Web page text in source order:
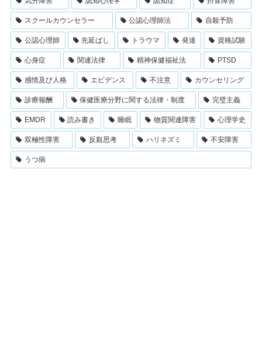
スクールカウンセラー 公認心理師法 自殺予防
公認心理師 先延ばし トラウマ 発達 資格試験
心身症 関連法律 精神保健福祉法 PTSD
感情及び人格 エビデンス 不注意 カウンセリング
診療報酬 保健医療分野に関する法律・制度 完璧主義
EMDR 読み書き 睡眠 物質関連障害 心理学史
双極性障害 反芻思考 ハリネズミ 不安障害
うつ病